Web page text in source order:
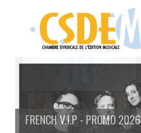
FRENCH V.I.P - PROMO 2026